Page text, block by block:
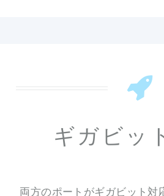
ギガビッ
両方のポートがギガビット対